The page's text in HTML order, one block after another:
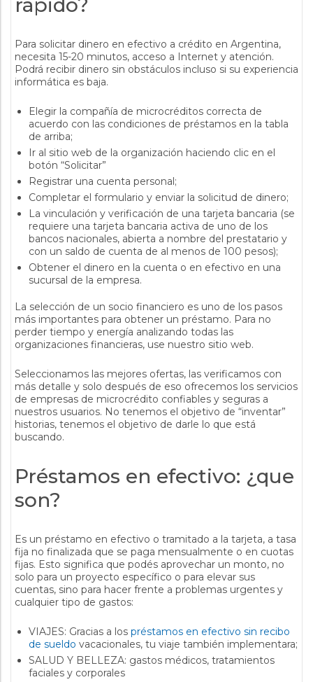
rápido?
Para solicitar dinero en efectivo a crédito en Argentina,
necesita 15-20 minutos, acceso a Internet y atención.
Podrá recibir dinero sin obstáculos incluso si su experiencia
informática es baja.
Elegir la compañía de microcréditos correcta de
acuerdo con las condiciones de préstamos en la tabla
de arriba;
Ir al sitio web de la organización haciendo clic en el
botón “Solicitar”
Registrar una cuenta personal;
Completar el formulario y enviar la solicitud de dinero;
La vinculación y verificación de una tarjeta bancaria (se
requiere una tarjeta bancaria activa de uno de los
bancos nacionales, abierta a nombre del prestatario y
con un saldo de cuenta de al menos de 100 pesos);
Obtener el dinero en la cuenta o en efectivo en una
sucursal de la empresa.
La selección de un socio financiero es uno de los pasos
más importantes para obtener un préstamo. Para no
perder tiempo y energía analizando todas las
organizaciones financieras, use nuestro sitio web.
Seleccionamos las mejores ofertas, las verificamos con
más detalle y solo después de eso ofrecemos los servicios
de empresas de microcrédito confiables y seguras a
nuestros usuarios. No tenemos el objetivo de “inventar”
historias, tenemos el objetivo de darle lo que está
buscando.
Préstamos en efectivo: ¿que
son?
Es un préstamo en efectivo o tramitado a la tarjeta, a tasa
fija no finalizada que se paga mensualmente o en cuotas
fijas. Esto significa que podés aprovechar un monto, no
solo para un proyecto específico o para elevar sus
cuentas, sino para hacer frente a problemas urgentes y
cualquier tipo de gastos:
VIAJES: Gracias a los préstamos en efectivo sin recibo
de sueldo vacacionales, tu viaje también implementara;
SALUD Y BELLEZA: gastos médicos, tratamientos
faciales y corporales